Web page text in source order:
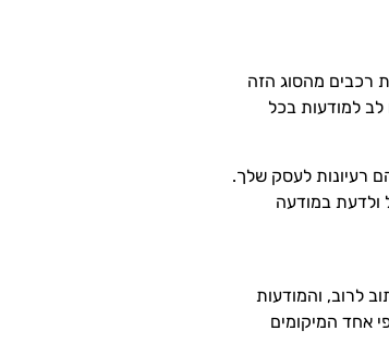
רכבים מהסוג הזה
לב למודעות בכל
רעיונות לעסק שלך.
ולדעת במודעה
לרוב, והמודעות
אחד המיקומים